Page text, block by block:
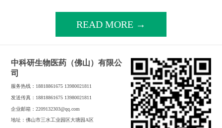
READ MORE →
中科研生物医药（佛山）有限公
司
服务热线：18818861675 13980021811
发送传真：18818861675 13980021811
企业邮箱：2209132303@qq.com
地址：佛山市三水工业园区大塘园A区